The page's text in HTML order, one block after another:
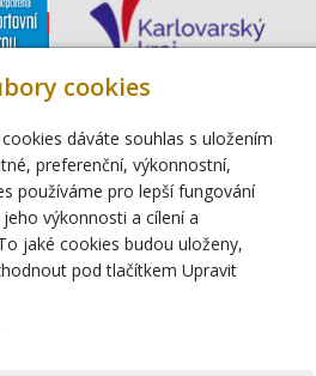
cookies
dáváte souhlas s uložením
preferenční, výkonnostní,
používáme pro lepší fungování
výkonnosti a cílení a
jaké cookies budou uloženy,
pod tlačítkem Upravit